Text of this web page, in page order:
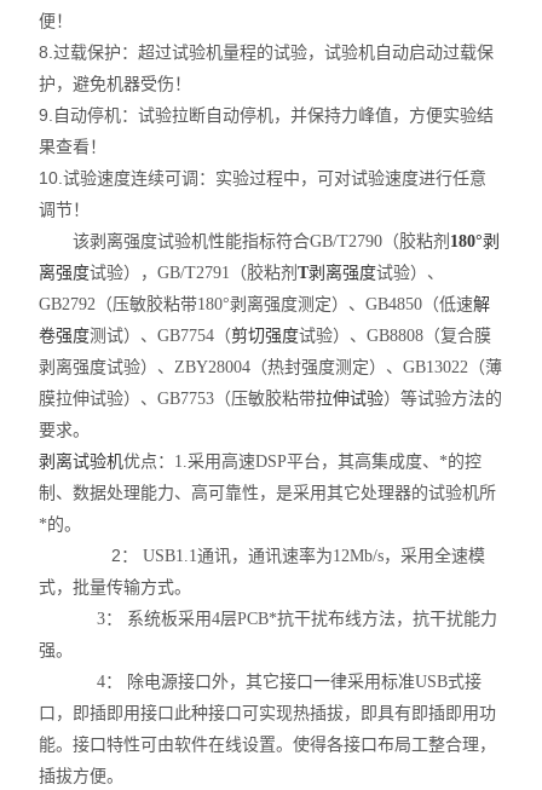
便！
8.过载保护：超过试验机量程的试验，试验机自动启动过载保
护，避免机器受伤！
9.自动停机：试验拉断自动停机，并保持力峰值，方便实验结
果查看！
10.试验速度连续可调：实验过程中，可对试验速度进行任意
调节！
该剥离强度试验机性能指标符合GB/T2790（胶粘剂 180°剥
离强度试验），GB/T2791（胶粘剂T剥离强度试验）、
GB2792（压敏胶粘带180°剥离强度测定）、GB4850（低速解
卷强度测试）、GB7754（剪切强度试验）、GB8808（复合膜
剥离强度试验）、ZBY28004（热封强度测定）、GB13022（薄
膜拉伸试验）、GB7753（压敏胶粘带拉伸试验）等试验方法的
要求。
剥离试验机优点： 1.采用高速DSP平台，其高集成度、*的控
制、数据处理能力、高可靠性，是采用其它处理器的试验机所
*的。
2：
USB1.1通讯，通讯速率为12Mb/s，采用全速模
式，批量传输方式。
3： 系统板采用4层PCB*抗干扰布线方法，抗干扰能力
强。
4： 除电源接口外，其它接口一律采用标准USB式接
口，即插即用接口此种接口可实现热插拔，即具有即插即用功
能。接口特性可由软件在线设置。使得各接口布局工整合理，
插拔方便。